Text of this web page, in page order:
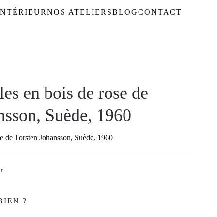
NOS ATELIERSBLOGCONTACT
en bois de rose de
Suède, 1960
de Torsten Johansson, Suède, 1960
?